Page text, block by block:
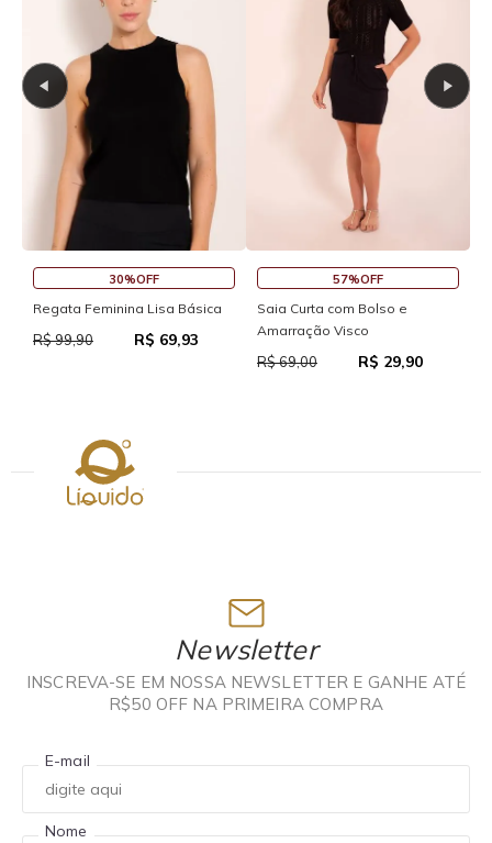
30%OFF
Regata Feminina Lisa Básica
R$ 99,90 R$ 69,93
57%OFF
Saia Curta com Bolso e
Amarração Visco
R$ 69,00 R$ 29,90
Newsletter
INSCREVA-SE EM NOSSA NEWSLETTER E GANHE ATÉ
R$50 OFF NA PRIMEIRA COMPRA
E-mail
Nome